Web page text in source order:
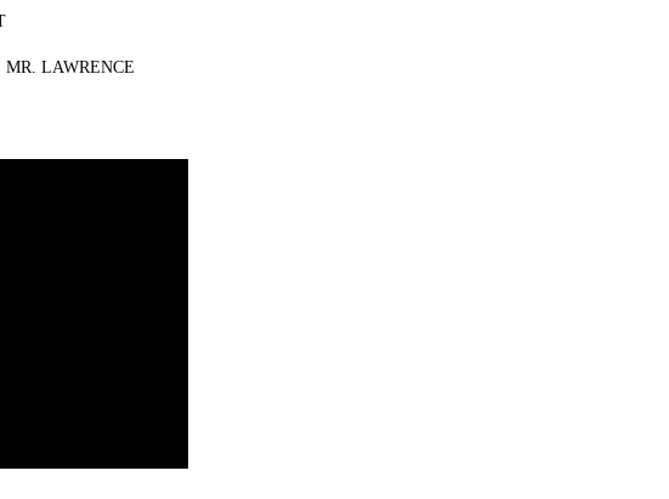
MR. LAWRENCE